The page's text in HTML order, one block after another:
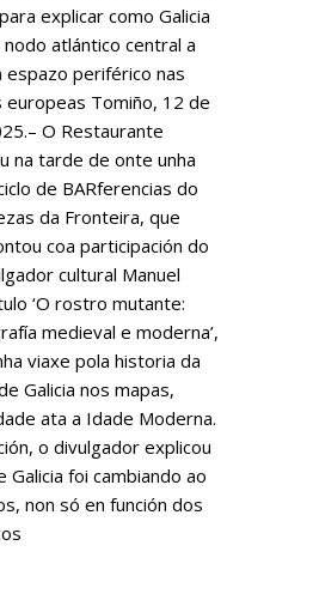
explicar como Galicia
atlántico central a
periférico nas
Tomiño, 12 de
O Restaurante
na tarde de onte unha
de BARferencias do
da Fronteira, que
coa participación do
cultural Manuel
‘O rostro mutante:
medieval e moderna’,
viaxe pola historia da
Galicia nos mapas,
ata a Idade Moderna.
o divulgador explicou
Galicia foi cambiando ao
non só en función dos